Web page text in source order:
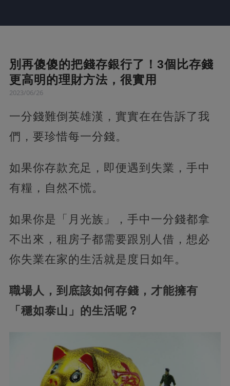
別再傻傻的把錢存銀行了！3個比存錢
更高明的理財方法，很實用
2023/06/26
一分錢難倒英雄漢，實實在在告訴了我
們，要珍惜每一分錢。
如果你存款充足，即便遇到失業，手中
有糧，自然不慌。
如果你是「月光族」，手中一分錢都拿
不出來，租房子都需要跟別人借，想必
你失業在家的生活就是度日如年。
職場人，到底該如何存錢，才能擁有
「穩如泰山」的生活呢？